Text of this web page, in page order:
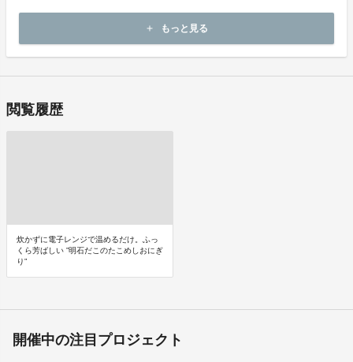
・申し込まれた商品と異なる商品が届いた場合
・商品が汚れている、または破損している場合
add もっと見る
閲覧履歴
炊かずに電子レンジで温めるだけ。ふっ
くら芳ばしい ”明石だこのたこめしおにぎ
り”
開催中の注目プロジェクト